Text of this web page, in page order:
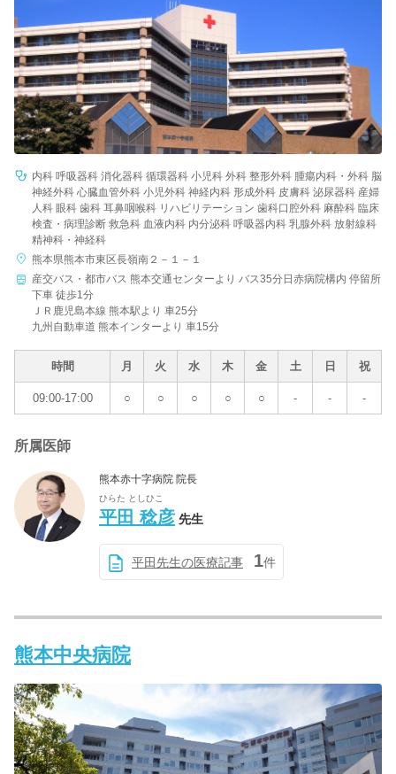
内科 呼吸器科 消化器科 循環器科 小児科 外科 整形外科 腫瘍内科・外科 脳
神経外科 心臓血管外科 小児外科 神経内科 形成外科 皮膚科 泌尿器科 産婦
人科 眼科 歯科 耳鼻咽喉科 リハビリテーション 歯科口腔外科 麻酔科 臨床
検査・病理診断 救急科 血液内科 内分泌科 呼吸器内科 乳腺外科 放射線科
精神科・神経科
熊本県熊本市東区長嶺南２－１－１
産交バス・都市バス 熊本交通センターより バス35分日赤病院構内 停留所
下車 徒歩1分
ＪＲ鹿児島本線 熊本駅より 車25分
九州自動車道 熊本インターより 車15分
時間 月 火 水 木 金 土 日 祝
09:00-17:00 ○ ○ ○ ○ ○ - - -
所属医師
熊本赤十字病院 院長
ひらた としひこ
平田 稔彦 先生
平田先生の医療記事 1件
熊本中央病院